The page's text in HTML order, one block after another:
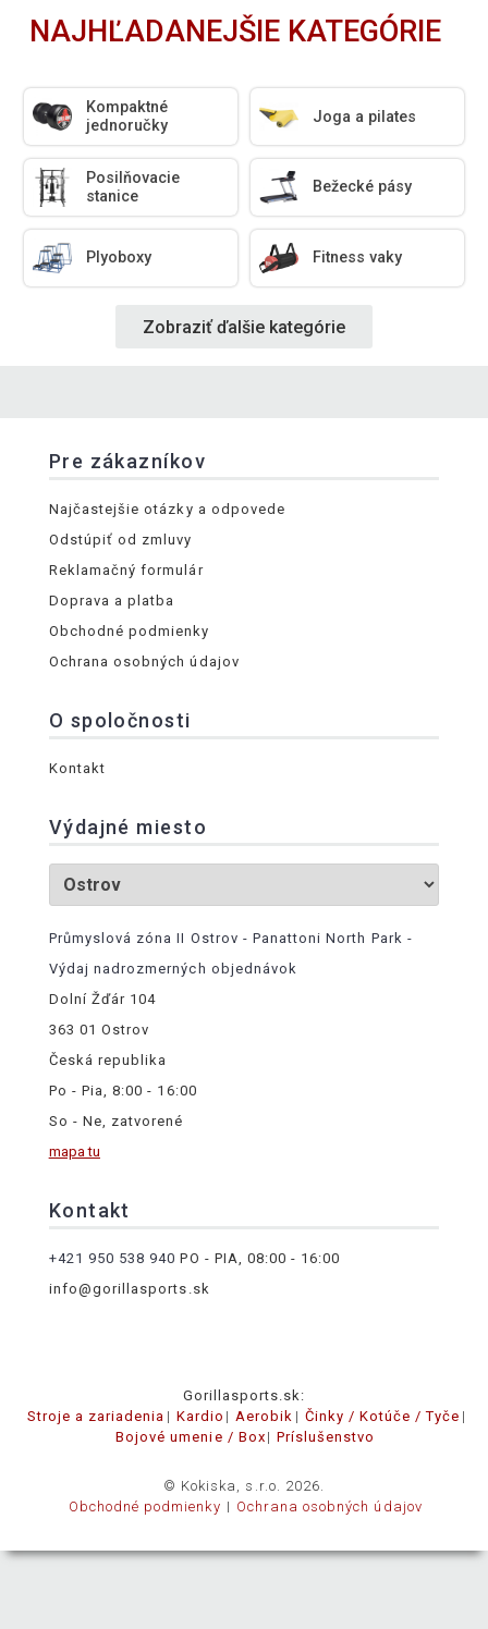
NAJHĽADANEJŠIE KATEGÓRIE
Kompaktné
jednoručky
Joga a pilates
Posilňovacie
stanice
Bežecké pásy
Plyoboxy Fitness vaky
Zobraziť ďalšie kategórie
Pre zákazníkov
Najčastejšie otázky a odpovede
Odstúpiť od zmluvy
Reklamačný formulár
Doprava a platba
Obchodné podmienky
Ochrana osobných údajov
O spoločnosti
Kontakt
Výdajné miesto
Průmyslová zóna II Ostrov - Panattoni North Park -
Výdaj nadrozmerných objednávok
Dolní Žďár 104
363 01 Ostrov
Česká republika
Po - Pia, 8:00 - 16:00
So - Ne, zatvorené
mapa tu
Kontakt
+421 950 538 940 PO - PIA, 08:00 - 16:00
info@gorillasports.sk
Gorillasports.sk:
Stroje a zariadenia
Kardio Aerobik
Činky / Kotúče / Tyče
Bojové umenie / Box
Príslušenstvo
© Kokiska, s.r.o. 2026.
Obchodné podmienky
Ochrana osobných údajov